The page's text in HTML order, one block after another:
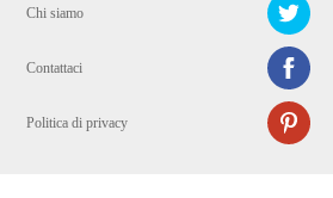
Chi siamo
Contattaci
Politica di privacy